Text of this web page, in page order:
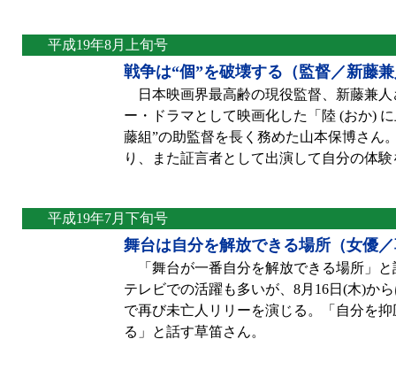
平成19年8月上旬号
戦争は“個”を破壊する（監督／新藤
日本映画界最高齢の現役監督、新藤兼
ー・ドラマとして映画化した「陸 (おか)
藤組”の助監督を長く務めた山本保博さん
り、また証言者として出演して自分の体
平成19年7月下旬号
舞台は自分を解放できる場所（女優
「舞台が一番自分を解放できる場所」
テレビでの活躍も多いが、8月16日(木)か
で再び未亡人リリーを演じる。「自分を
る」と話す草笛さん。